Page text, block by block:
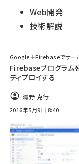
Web開発
技術解説
Google＋Firebaseでサー
Firebaseプログラ
ディプロイする
清野 克行
2016年5月9日 8:40